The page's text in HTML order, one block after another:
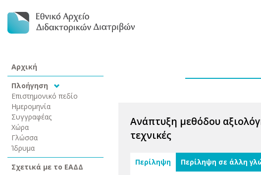
Αρχική
Πλοήγηση
Επιστημονικό πεδίο
Ημερομηνία
Συγγραφέας
Χώρα
Γλώσσα
Ίδρυμα
Σχετικά με το ΕΑΔΔ
Ανάπτυξη μεθόδου
τεχνικές
Περίληψη Περίληψη σε άλλη